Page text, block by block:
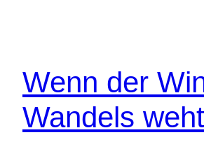
Wenn der
Wandels